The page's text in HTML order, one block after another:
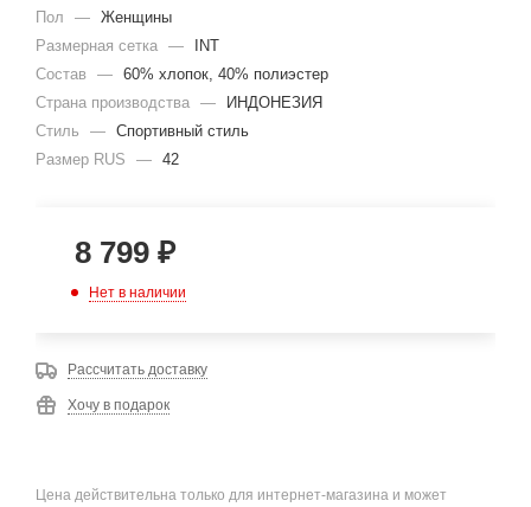
Пол
— Женщины
Размерная сетка —
INT
Состав
— 60% хлопок, 40% полиэстер
Страна производства —
ИНДОНЕЗИЯ
Стиль
— Спортивный стиль
Размер RUS
— 42
8 799 ₽
Нет в наличии
Рассчитать доставку
Хочу в подарок
Цена действительна только для интернет-магазина и может